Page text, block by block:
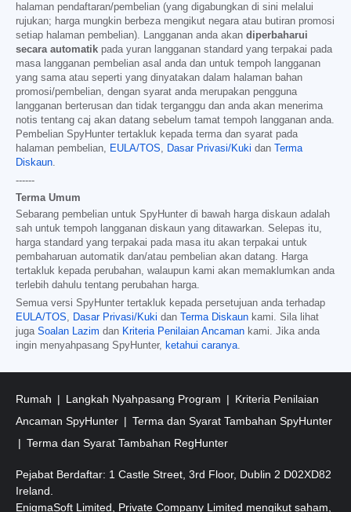
halaman pendaftaran/pembelian (yang digabungkan di sini melalui
rujukan; harga mungkin berbeza mengikut negara atau butiran promosi
setiap halaman pembelian). Langganan anda akan diperbaharui
secara automatik pada yuran langganan standard yang terpakai pada
masa langganan pembelian asal anda dan untuk tempoh langganan
yang sama atau seperti yang dinyatakan dalam halaman bahan
promosi/pembelian, dengan syarat anda merupakan pengguna
langganan berterusan dan tidak terganggu dan anda akan menerima
notis tentang caj akan datang sebelum tamat tempoh langganan anda.
Pembelian SpyHunter tertakluk kepada terma dan syarat pada
halaman pembelian,
EULA/TOS Dasar Privasi/Kuki dan Terma
Diskaun
------
Terma Umum
Sebarang pembelian untuk SpyHunter di bawah harga diskaun adalah
sah untuk tempoh langganan diskaun yang ditawarkan. Selepas itu,
harga standard yang terpakai pada masa itu akan terpakai untuk
pembaharuan automatik dan/atau pembelian akan datang. Harga
tertakluk kepada perubahan, walaupun kami akan memaklumkan anda
terlebih dahulu tentang perubahan harga.
Semua versi SpyHunter tertakluk kepada persetujuan anda terhadap
EULA/TOS
Dasar Privasi/Kuki dan Terma Diskaun kami. Sila lihat
juga Soalan Lazim dan Kriteria Penilaian Ancaman kami. Jika anda
ingin menyahpasang SpyHunter,
ketahui caranya
Rumah Langkah Nyahpasang Program
Kriteria Penilaian
Ancaman SpyHunter
Terma dan Syarat Tambahan SpyHunter
Terma dan Syarat Tambahan RegHunter
Pejabat Berdaftar: 1 Castle Street, 3rd Floor, Dublin 2 D02XD82
Ireland.
EnigmaSoft Limited, Private Company Limited mengikut saham,